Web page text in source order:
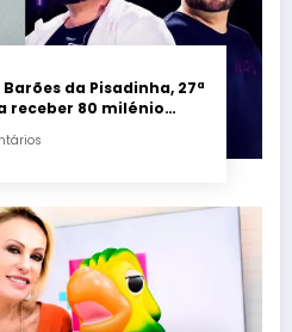
da Pisadinha, 27ª
receber 80 milénio
Dia ES